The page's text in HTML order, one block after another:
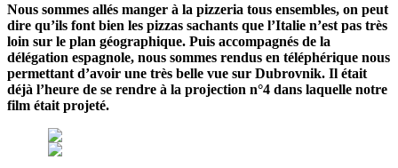
Nous sommes allés manger à la pizzeria tous ensembles, on peut
dire qu’ils font bien les pizzas sachants que l’Italie n’est pas très
loin sur le plan géographique. Puis accompagnés de la
délégation espagnole, nous sommes rendus en téléphérique nous
permettant d’avoir une très belle vue sur Dubrovnik. Il était
déjà l’heure de se rendre à la projection n°4 dans laquelle notre
film était projeté.